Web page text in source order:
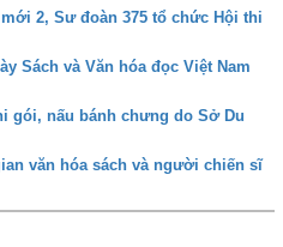
2, Sư đoàn 375 tổ chức Hội thi
Sách và Văn hóa đọc Việt Nam
gói, nấu bánh chưng do Sở Du
văn hóa sách và người chiến sĩ